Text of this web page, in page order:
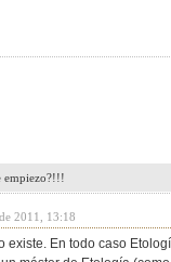
empiezo?!!!
2011, 13:18
existe. En todo caso